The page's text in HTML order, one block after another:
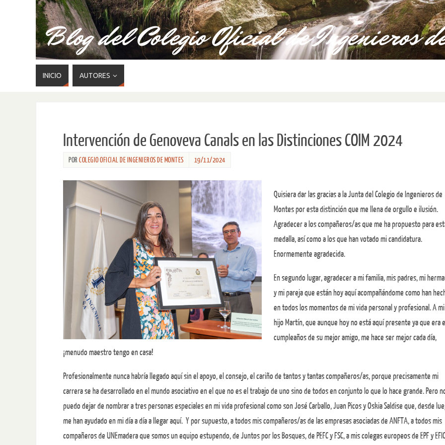
INICIO AUTORES
Intervención de Genoveva Canals en las Distinciones COIM 2024
POR COLEGIO OFICIAL DE INGENIEROS DE MONTES 19/11/2024
Quisiera dar las gracias a la Junta del Colegio de Ingenieros de
Montes por esta distinción que me llena de orgullo e ilusión.
Agradecer a los compañeros/as que me ha propuesto para
medalla, así como a los que han votado mi candidatura.
Enormemente agradecida.
En segundo lugar, agradecer a mi familia, mis padres, mi
y mi pareja que están hoy aquí acompañándome como han
en todos los momentos de mi vida personal y profesional. A mi
hijo Martín, que aunque hoy no está aquí presente ya que era
cumpleaños de su mejor amigo, me hace ser mejor cada día,
¡menudo maestro tengo en casa!
Profesionalmente nunca habría llegado aquí sin el apoyo, el consejo, el cariño de tantos y tantas compañeros/as, porque precisamente mi
carrera se ha desarrollado en el mundo asociativo en el que no es el trabajo de uno sino de todos en conjunto lo que lo hace grande. Pero
puedo dejar de nombrar a tres personas especiales en mi vida profesional como son José Carballo, Juan Picos y Oskia Saldise que, desde
me han ayudado en mi día a día a llegar aquí. Y por supuesto, a todos mis compañeros/as de las empresas asociadas de ANFTA, a todos mis
compañeros de UNEmadera que somos un equipo estupendo, de Juntos por los Bosques, de PEFC y FSC, a mis colegas europeos de EPF y